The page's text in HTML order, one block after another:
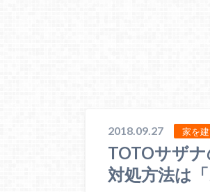
2018.09.27 家を
TOTOサザ
対処方法は